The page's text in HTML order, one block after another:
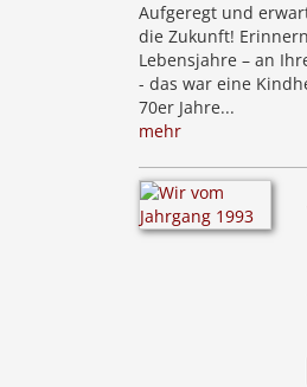
Aufgeregt und
die Zukunft!
Lebensjahre – an
- das war eine
70er Jahre...
mehr